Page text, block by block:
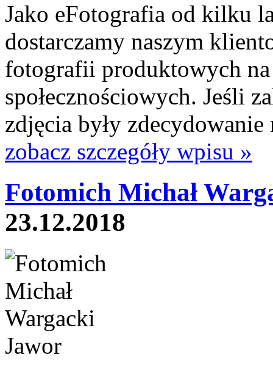
Jako eFotografia od kilku
dostarczamy naszym
fotografii produktowych
społecznościowych. Jeśli
zdjęcia były
zobacz szczegóły wpisu »
Fotomich Michał
23.12.2018